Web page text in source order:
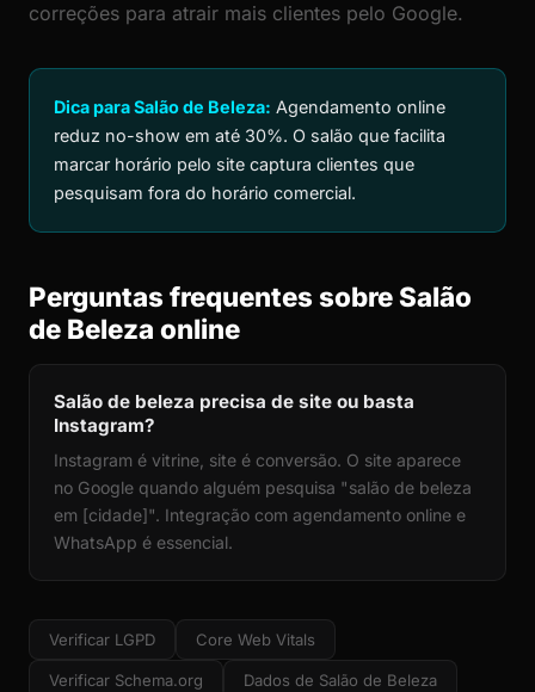
correções para atrair mais clientes pelo Google.
Dica para Salão de Beleza: Agendamento online
reduz no-show em até 30%. O salão que facilita
marcar horário pelo site captura clientes que
pesquisam fora do horário comercial.
Perguntas frequentes sobre Salão
de Beleza online
Salão de beleza precisa de site ou basta
Instagram?
Instagram é vitrine, site é conversão. O site aparece
no Google quando alguém pesquisa "salão de beleza
em [cidade]". Integração com agendamento online e
WhatsApp é essencial.
Verificar LGPD Core Web Vitals
Verificar Schema.org Dados de Salão de Beleza